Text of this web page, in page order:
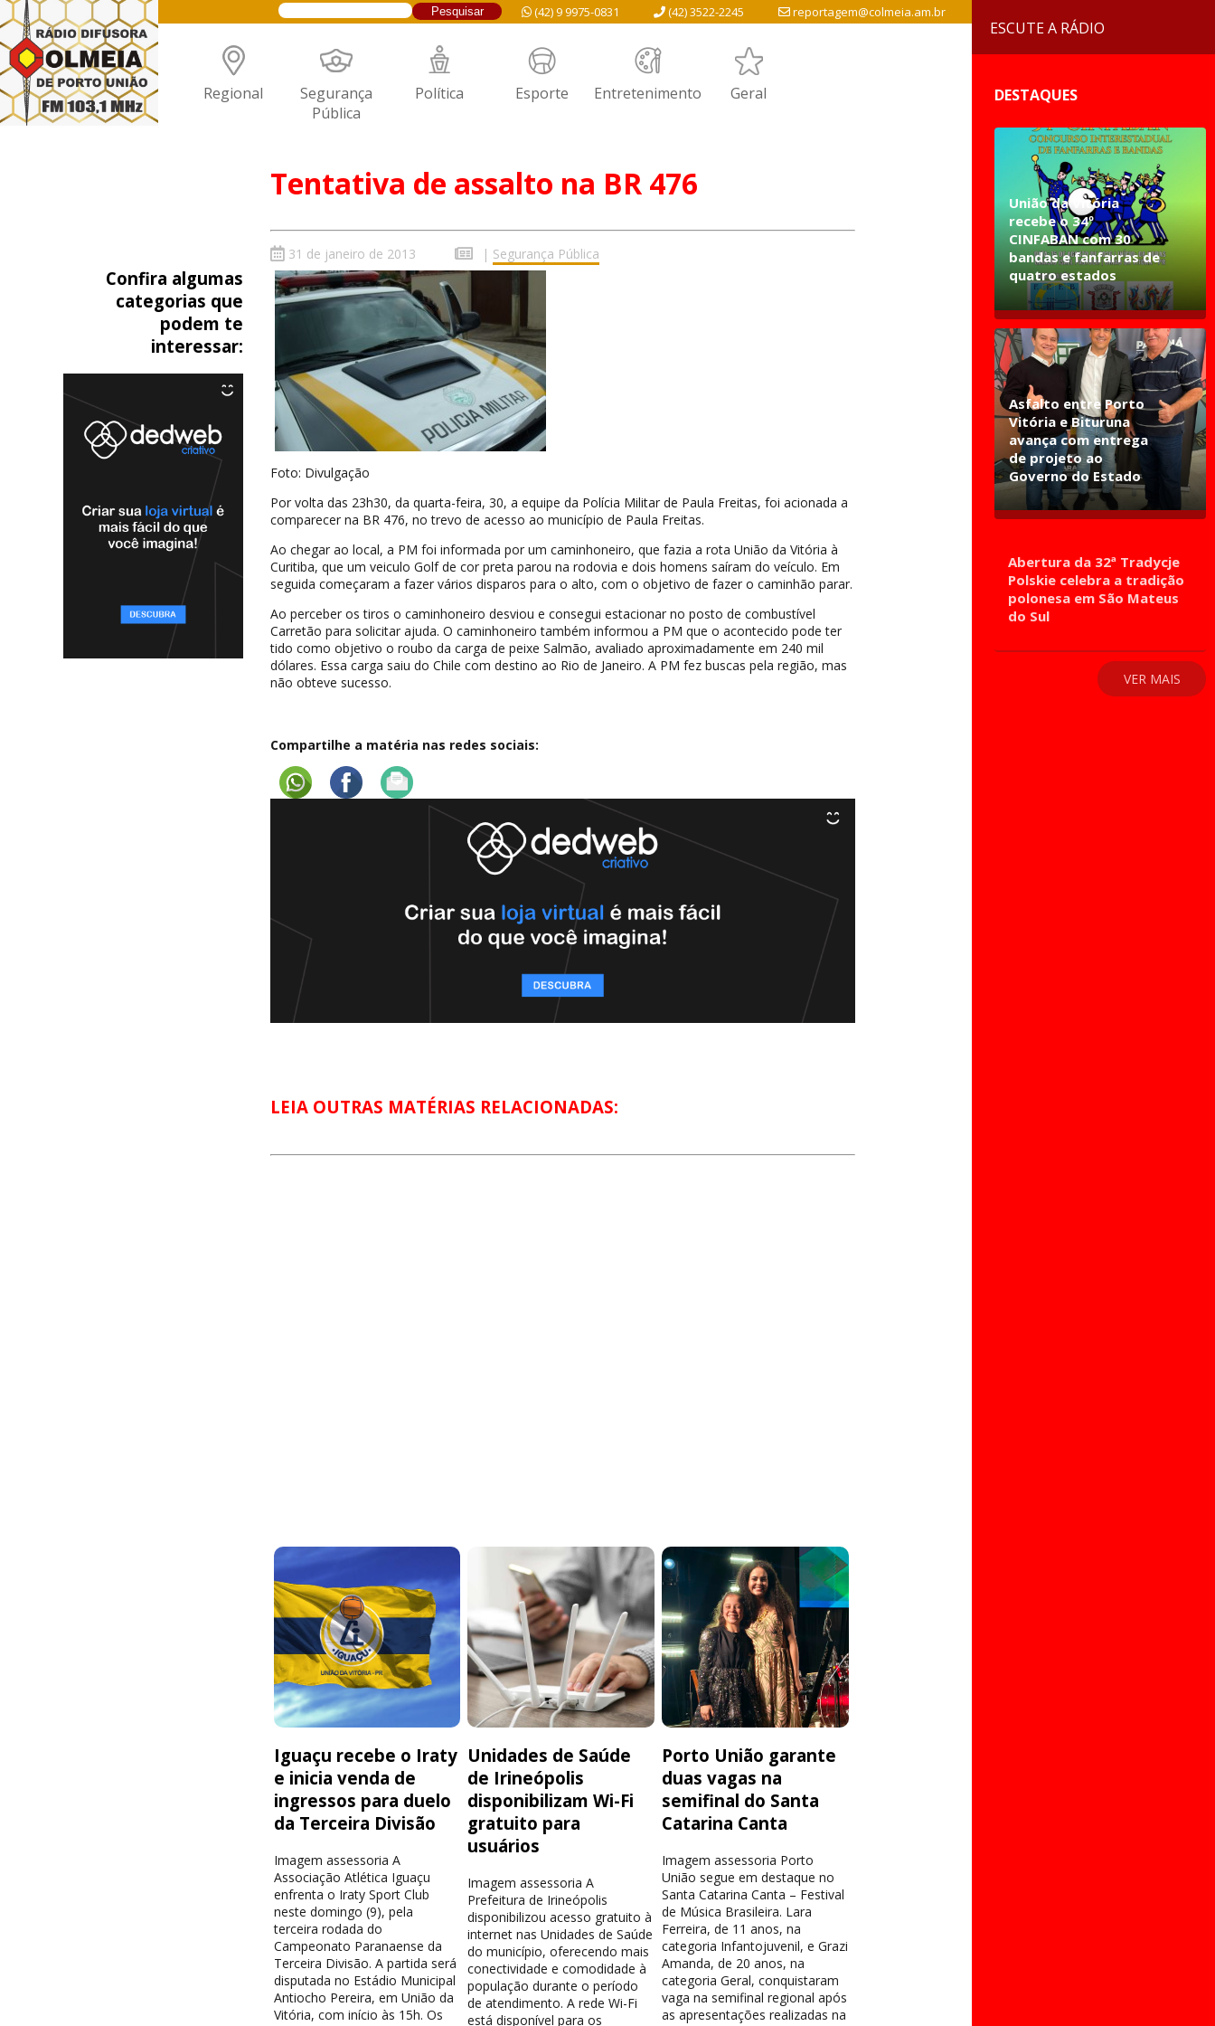
reportagem@colmeia.am.br
(42) 3522-2245
(42) 9 9975-0831
Regional Segurança
Pública
Política Esporte Entretenimento Geral
Tentativa de assalto na BR 476
Confira algumas
categorias que
podem te
interessar:
31 de janeiro de 2013 | Segurança Pública
Foto: Divulgação
Por volta das 23h30, da quarta-feira, 30, a equipe da Polícia Militar de Paula Freitas, foi acionada a
comparecer na BR 476, no trevo de acesso ao município de Paula Freitas.
Ao chegar ao local, a PM foi informada por um caminhoneiro, que fazia a rota União da Vitória à
Curitiba, que um veiculo Golf de cor preta parou na rodovia e dois homens saíram do veículo. Em
seguida começaram a fazer vários disparos para o alto, com o objetivo de fazer o caminhão parar.
Ao perceber os tiros o caminhoneiro desviou e consegui estacionar no posto de combustível
Carretão para solicitar ajuda. O caminhoneiro também informou a PM que o acontecido pode ter
tido como objetivo o roubo da carga de peixe Salmão, avaliado aproximadamente em 240 mil
dólares. Essa carga saiu do Chile com destino ao Rio de Janeiro. A PM fez buscas pela região, mas
não obteve sucesso.
Compartilhe a matéria nas redes sociais:
LEIA OUTRAS MATÉRIAS RELACIONADAS:
Iguaçu recebe o Iraty
e inicia venda de
ingressos para duelo
da Terceira Divisão
Imagem assessoria A
Associação Atlética Iguaçu
enfrenta o Iraty Sport Club
neste domingo (9), pela
terceira rodada do
Campeonato Paranaense da
Terceira Divisão. A partida será
disputada no Estádio Municipal
Antiocho Pereira, em União da
Vitória, com início às 15h. Os
Unidades de Saúde
de Irineópolis
disponibilizam Wi-Fi
gratuito para
usuários
Imagem assessoria A
Prefeitura de Irineópolis
disponibilizou acesso gratuito à
internet nas Unidades de Saúde
do município, oferecendo mais
conectividade e comodidade à
população durante o período
de atendimento. A rede Wi-Fi
está disponível para os
Porto União garante
duas vagas na
semifinal do Santa
Catarina Canta
Imagem assessoria Porto
União segue em destaque no
Santa Catarina Canta – Festival
de Música Brasileira. Lara
Ferreira, de 11 anos, na
categoria Infantojuvenil, e Grazi
Amanda, de 20 anos, na
categoria Geral, conquistaram
vaga na semifinal regional após
as apresentações realizadas na
ESCUTE A RÁDIO
DESTAQUES
União da Vitória
recebe o 34º
CINFABAN com 30
bandas e fanfarras de
quatro estados
Asfalto entre Porto
Vitória e Bituruna
avança com entrega
de projeto ao
Governo do Estado
Abertura da 32ª Tradycje
Polskie celebra a tradição
polonesa em São Mateus
do Sul
VER MAIS